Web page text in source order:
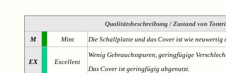
Qualitätsbeschreibung / Zustand von
M Mint Die Schallplatte und das Cover ist wie
EX Excellent
Wenig Gebrauchsspuren, geringfügige
Das Cover ist geringfügig abgenutzt.